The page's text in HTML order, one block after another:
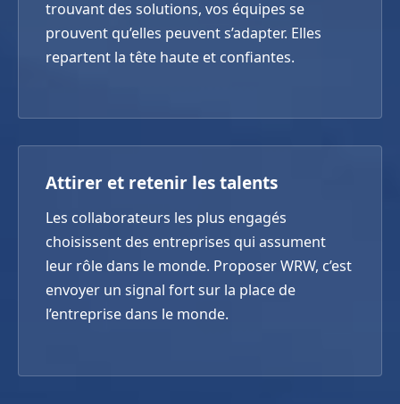
trouvant des solutions, vos équipes se
prouvent qu’elles peuvent s’adapter. Elles
repartent la tête haute et confiantes.
Attirer et retenir les talents
Les collaborateurs les plus engagés
choisissent des entreprises qui assument
leur rôle dans le monde. Proposer WRW, c’est
envoyer un signal fort sur la place de
l’entreprise dans le monde.